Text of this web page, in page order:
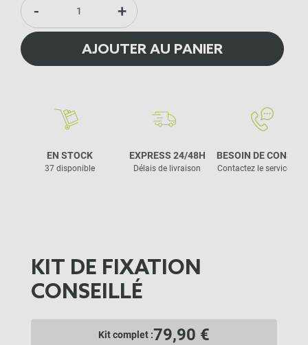
- +
AJOUTER AU PANIER
EN STOCK
37 disponible
EXPRESS 24/48H
Délais de livraison
BESOIN DE CONSEIL
Contactez le service
KIT DE FIXATION
CONSEILLÉ
Kit complet :79,90 €